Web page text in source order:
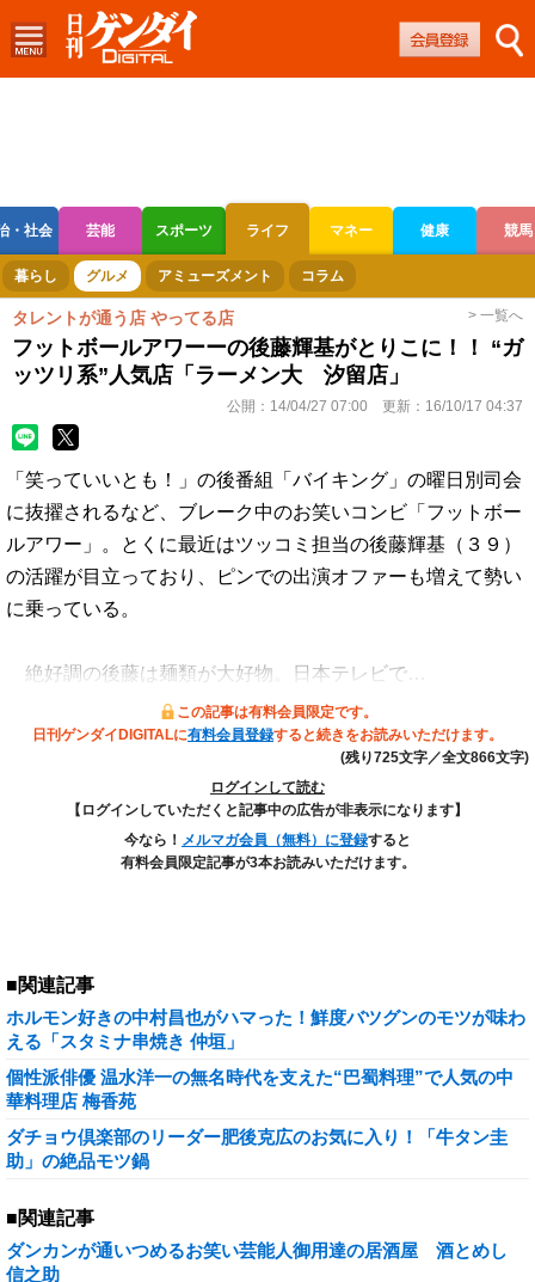
・社会 芸能 スポーツ ライフ マネー 健康 競馬
ボートレース 競輪 オートレース
暮らし グルメ アミューズメント コラム
タレントが通う店 やってる店 > 一覧へ
フットボールアワーーの後藤輝基がとりこに！！ “ガ
ッツリ系”人気店「ラーメン大 汐留店」
公開： 14/04/27 07:00 更新： 16/10/17 04:37
「笑っていいとも！」の後番組「バイキング」の曜日別司会
に抜擢されるなど、ブレーク中のお笑いコンビ「フットボー
ルアワー」。とくに最近はツッコミ担当の後藤輝基（３９）
の活躍が目立っており、ピンでの出演オファーも増えて勢い
に乗っている。
絶好調の後藤は麺類が大好物。日本テレビで…
この記事は有料会員限定です。
日刊ゲンダイDIGITALに有料会員登録すると続きをお読みいただけます。
(残り725文字／全文866文字)
ログインして読む
【ログインしていただくと記事中の広告が非表示になります】
今なら！ メルマガ会員（無料）に登録すると
有料会員限定記事が3本お読みいただけます。
■関連記事
ホルモン好きの中村昌也がハマった！鮮度バツグンのモツが味わ
える「スタミナ串焼き 仲垣」
個性派俳優 温水洋一の無名時代を支えた“巴蜀料理”で人気の中
華料理店 梅香苑
ダチョウ倶楽部のリーダー肥後克広のお気に入り！「牛タン圭
助」の絶品モツ鍋
■関連記事
ダンカンが通いつめるお笑い芸能人御用達の居酒屋 酒とめし
信之助